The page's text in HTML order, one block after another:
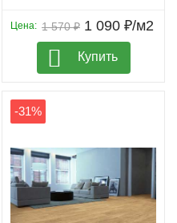
1 570 ₽
Цена: 1 090 ₽/м2
Купить
-31%